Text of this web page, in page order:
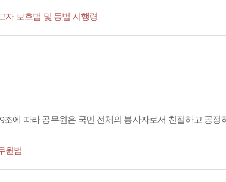
자 보호법 및 동법 시행령
조에 따라 공무원은 국민 전체의 봉사자로서 친절하고 공
원법